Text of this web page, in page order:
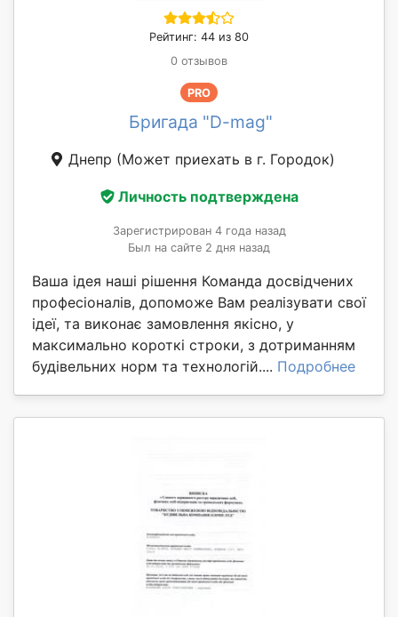
Рейтинг: 44 из 80
0 отзывов
PRO
Бригада "D-mag"
Днепр (Может приехать в г. Городок)
Личность подтверждена
Зарегистрирован 4 года назад
Был на сайте 2 дня назад
Ваша ідея наші рішення Команда досвідчених
професіоналів, допоможе Вам реалізувати свої
ідеї, та виконає замовлення якісно, у
максимально короткі строки, з дотриманням
будівельних норм та технологій.... Подробнее